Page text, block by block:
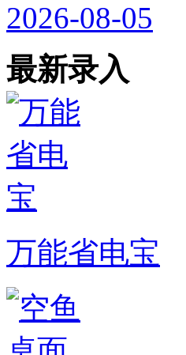
2026-08-05
最新录入
万能省电宝